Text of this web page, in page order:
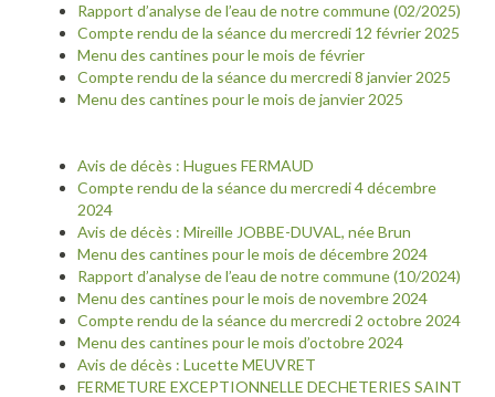
Rapport d’analyse de l’eau de notre commune (02/2025)
Compte rendu de la séance du mercredi 12 février 2025
Menu des cantines pour le mois de février
Compte rendu de la séance du mercredi 8 janvier 2025
Menu des cantines pour le mois de janvier 2025
Avis de décès : Hugues FERMAUD
Compte rendu de la séance du mercredi 4 décembre
2024
Avis de décès : Mireille JOBBE-DUVAL, née Brun
Menu des cantines pour le mois de décembre 2024
Rapport d’analyse de l’eau de notre commune (10/2024)
Menu des cantines pour le mois de novembre 2024
Compte rendu de la séance du mercredi 2 octobre 2024
Menu des cantines pour le mois d’octobre 2024
Avis de décès : Lucette MEUVRET
FERMETURE EXCEPTIONNELLE DECHETERIES SAINT